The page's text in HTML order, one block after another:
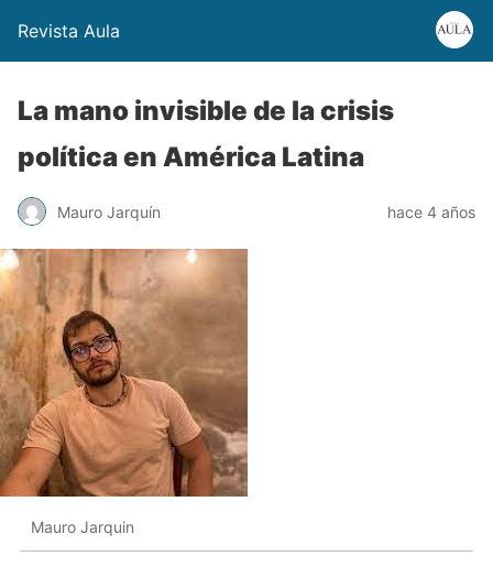
Revista Aula
La mano invisible de la crisis
política en América Latina
Mauro Jarquín hace 4 años
Mauro Jarquin